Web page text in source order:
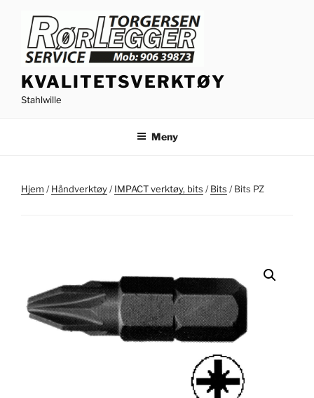
innhold
KVALITETSVERKTØY
Stahlwille
Meny
Hjem /Håndverktøy/IMPACT verktøy, bits /Bits / Bits PZ